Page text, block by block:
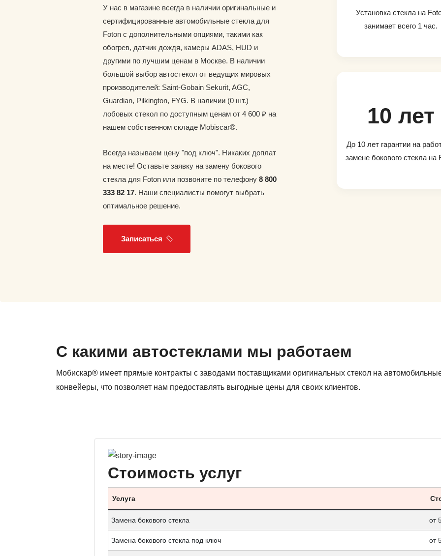
У нас в магазине всегда в наличии оригинальные и
сертифицированные автомобильные стекла для
Foton с дополнительными опциями, такими как
обогрев, датчик дождя, камеры ADAS, HUD и
другими по лучшим ценам в Москве. В наличии
большой выбор автостекол от ведущих мировых
производителей: Saint-Gobain Sekurit, AGC,
Guardian, Pilkington, FYG. В наличии (0 шт.)
лобовых стекол по доступным ценам от 4 600 ₽ на
нашем собственном складе Mobiscar®.
Всегда называем цену "под ключ". Никаких доплат
на месте! Оставьте заявку на замену бокового
стекла для Foton или позвоните по телефону 8 800
333 82 17. Наши специалисты помогут выбрать
оптимальное решение.
Записаться
Установка стекла на
занимает всего 1 час.
10 лет
До 10 лет гарантии на
замене бокового стекла на
С какими автостеклами мы работаем
Мобискар® имеет прямые контракты с заводами поставщиками оригинальных стекол на
конвейеры, что позволяет нам предоставлять выгодные цены для своих клиентов.
Стоимость услуг
Услуга
Замена бокового стекла от
Замена бокового стекла под ключ от